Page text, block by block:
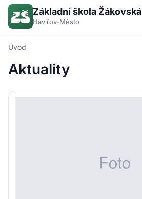
Základní škola Žákovská
Havířov-Město
Úvod
Aktuality